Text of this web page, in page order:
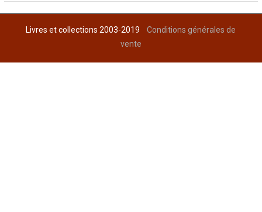
Livres et collections 2003-2019Conditions générales de
vente